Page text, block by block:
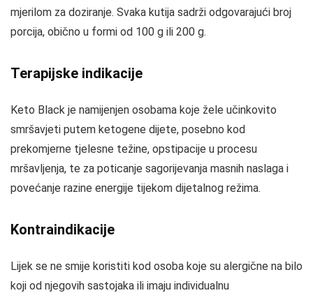
mjerilom za doziranje. Svaka kutija sadrži odgovarajući broj
porcija, obično u formi od 100 g ili 200 g.
Terapijske indikacije
Keto Black je namijenjen osobama koje žele učinkovito
smršavjeti putem ketogene dijete, posebno kod
prekomjerne tjelesne težine, opstipacije u procesu
mršavljenja, te za poticanje sagorijevanja masnih naslaga i
povećanje razine energije tijekom dijetalnog režima.
Kontraindikacije
Lijek se ne smije koristiti kod osoba koje su alergične na bilo
koji od njegovih sastojaka ili imaju individualnu